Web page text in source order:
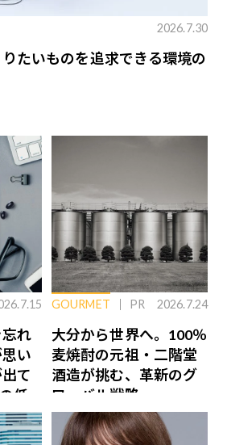
2026.7.30
りたいものを追求できる環境の
れ
い
て
低
ナ
GOURMET PR 2026.7.24
大分から世界へ。100％
麦焼酎の元祖・二階堂
酒造が挑む、革新のグ
ローバル戦略